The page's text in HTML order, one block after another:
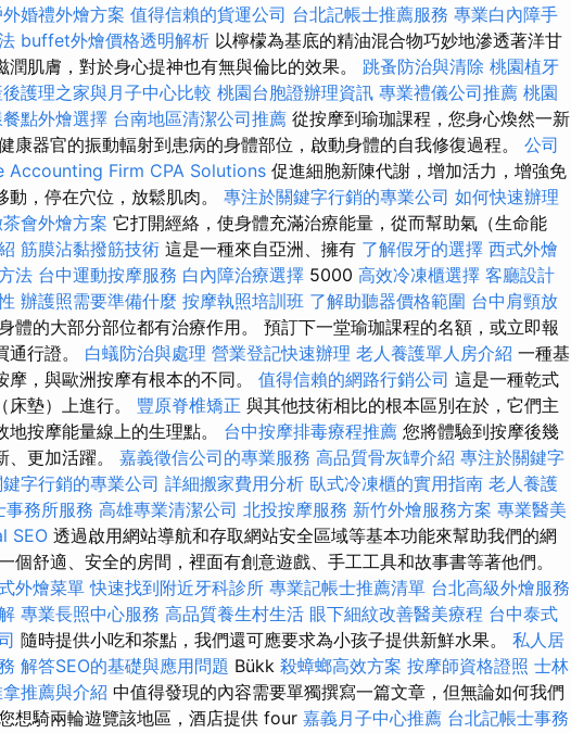
婚禮外燴方案 值得信賴的貨運公司 台北記帳士推薦服務 專業白內障手
buffet外燴價格透明解析 以檸檬為基底的精油混合物巧妙地滲透著洋甘
肌膚，對於身心提神也有無與倫比的效果。 跳蚤防治與清除 桃園植牙
後護理之家與月子中心比較 桃園台胞證辦理資訊 專業禮儀公司推薦 桃園
點外燴選擇 台南地區清潔公司推薦 從按摩到瑜珈課程，您身心煥然一新
康器官的振動輻射到患病的身體部位，啟動身體的自我修復過程。 公司
Accounting Firm CPA Solutions 促進細胞新陳代謝，增加活力，增強免
，停在穴位，放鬆肌肉。 專注於關鍵字行銷的專業公司 如何快速辦理
會外燴方案 它打開經絡，使身體充滿治療能量，從而幫助氣（生命能
筋膜沾黏撥筋技術 這是一種來自亞洲、擁有 了解假牙的選擇 西式外燴
法 台中運動按摩服務 白內障治療選擇 5000 高效冷凍櫃選擇 客廳設計
辦護照需要準備什麼 按摩執照培訓班 了解助聽器價格範圍 台中肩頸放
體的大部分部位都有治療作用。 預訂下一堂瑜珈課程的名額，或立即報
通行證。 白蟻防治與處理 營業登記快速辦理 老人養護單人房介紹 一種基
，與歐洲按摩有根本的不同。 值得信賴的網路行銷公司 這是一種乾式
墊）上進行。 豐原脊椎矯正 與其他技術相比的根本區別在於，它們主
按摩能量線上的生理點。 台中按摩排毒療程推薦 您將體驗到按摩後幾
、更加活躍。 嘉義徵信公司的專業服務 高品質骨灰罈介紹 專注於關鍵字
字行銷的專業公司 詳細搬家費用分析 臥式冷凍櫃的實用指南 老人養護
事務所服務 高雄專業清潔公司 北投按摩服務 新竹外燴服務方案 專業醫美
SEO 透過啟用網站導航和存取網站安全區域等基本功能來幫助我們的網
個舒適、安全的房間，裡面有創意遊戲、手工工具和故事書等著他們。
外燴菜單 快速找到附近牙科診所 專業記帳士推薦清單 台北高級外燴服務
專業長照中心服務 高品質養生村生活 眼下細紋改善醫美療程 台中泰式
隨時提供小吃和茶點，我們還可應要求為小孩子提供新鮮水果。 私人居
解答SEO的基礎與應用問題 Bükk 殺蟑螂高效方案 按摩師資格證照 士林
推薦與介紹 中值得發現的內容需要單獨撰寫一篇文章，但無論如何我們
想騎兩輪遊覽該地區，酒店提供 four 嘉義月子中心推薦 台北記帳士事務